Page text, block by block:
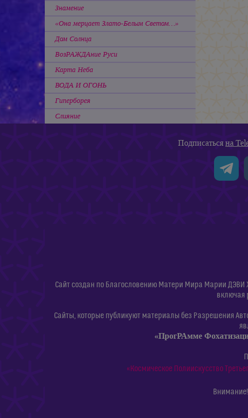
Знамение
«Она мерцает Злато-Белым Светом…»
Дом Солнца
ВозРАЖДАние Руси
Карта Неба
ВОДА И ОГОНЬ
Гиперборея
Слияние
Подписатьсяна
Сайт создан по Благословению Матери Мира Марии
включая
Сайты, которые публикуют материалы без Разрешения
«ПрогРАмме
«Космическое Полиискусство